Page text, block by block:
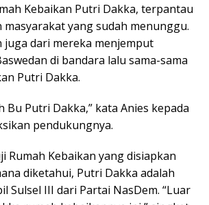
Kebaikan Putri Dakka, terpantau
masyarakat yang sudah menunggu.
juga dari mereka menjemput
di bandara lalu sama-sama
Putri Dakka.
Bu Putri Dakka,” kata Anies kepada
pendukungnya.
Rumah Kebaikan yang disiapkan
diketahui, Putri Dakka adalah
Sulsel III dari Partai NasDem. “Luar